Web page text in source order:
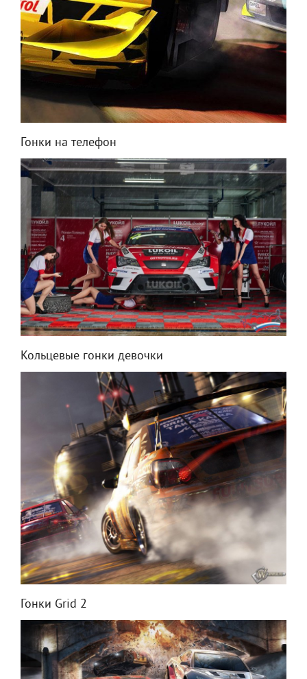
Гонки на телефон
Кольцевые гонки девочки
Гонки Grid 2